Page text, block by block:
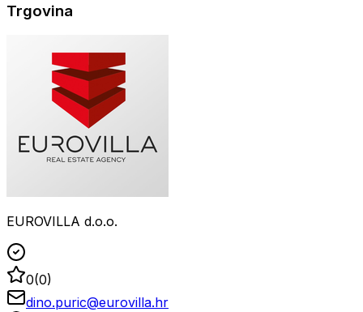
Trgovina
EUROVILLA d.o.o.
0(0)
dino.puric@eurovilla.hr